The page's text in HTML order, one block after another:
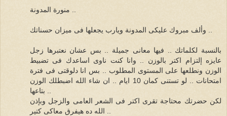
بالنسبة لكلماتك .. فيها معانى جميلة .. بس عشان نعتبرها زجل
عايزه إلتزام اكتر بالوزن .. وانا كنت ناوى اساعدك فى تضبيط
الوزن ونطلعها على المستوى المطلوب .. بس انا دلوقتى فى فترة
امتحانات .. لو تستنى كمان 10 ايام .. ان شاء الله اضبطلك الوزن
لكن حضرتك محتاجة تقرى اكتر فى الشعر العامى والزجل وبإذن